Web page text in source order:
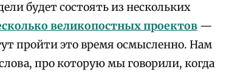
будет состоять из нескольких
великопостных проектов —
пройти это время осмысленно. Нам
про которую мы говорили, когда